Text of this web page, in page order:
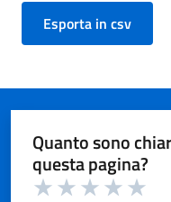
Quanto sono
questa pagina?